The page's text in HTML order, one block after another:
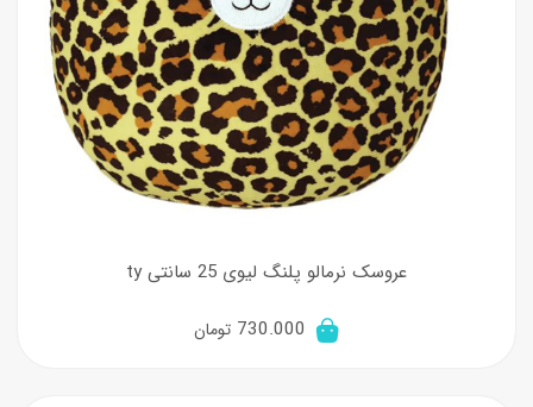
عروسک نرمالو پلنگ لیوی 25 سانتی ty
730.000 تومان